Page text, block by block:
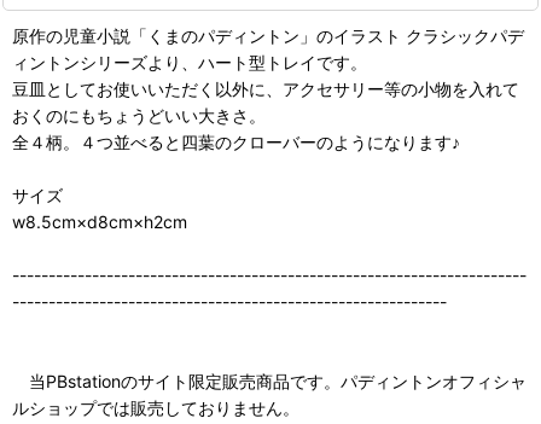
原作の児童小説「くまのパディントン」のイラスト クラシックパデ
ィントンシリーズより、ハート型トレイです。
豆皿としてお使いいただく以外に、アクセサリー等の小物を入れて
おくのにもちょうどいい大きさ。
全４柄。４つ並べると四葉のクローバーのようになります♪
サイズ
w8.5cm×d8cm×h2cm
-----------------------------------------------------------------------
------------------------------------------------------------
当PBstationのサイト限定販売商品です。パディントンオフィシャ
ルショップでは販売しておりません。